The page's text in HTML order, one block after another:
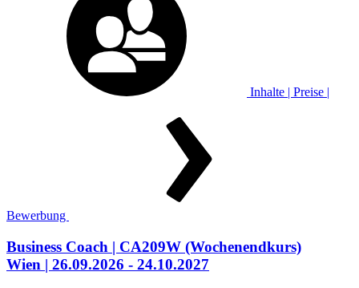
Inhalte | Preise |
Bewerbung
Business Coach | CA209W (Wochenendkurs)
Wien | 26.09.2026 - 24.10.2027